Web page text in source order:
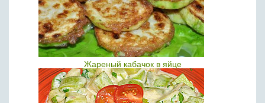
Жареный кабачок в яйце